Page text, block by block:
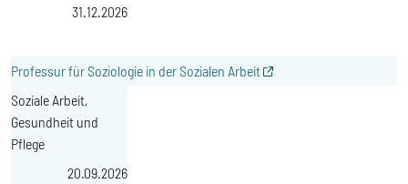
31.12.2026
Professur für Soziologie in der Sozialen Arbeit
Soziale Arbeit,
Gesundheit und
Pflege
20.09.2026